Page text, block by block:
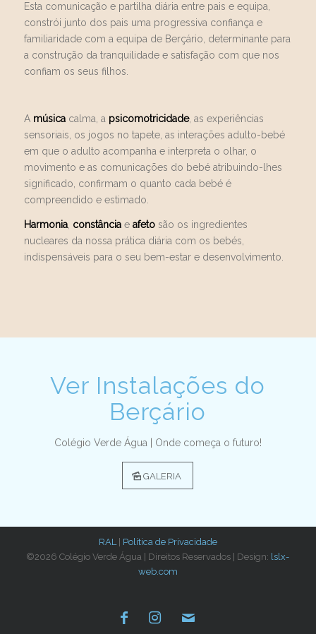
Esta comunicação e partilha diária entre pais e equipa,
constrói junto dos pais uma progressiva confiança e
familiaridade com a equipa de Berçário, determinante para
a construção da tranquilidade e satisfação com que nos
confiam os seus filhos.
A músicacalma, a psicomotricidade, as experiências
sensoriais, os jogos no tapete, as interações adulto-bebé
em que o adulto acompanha e interpreta o olhar, o
movimento e as comunicações do bebé atribuindo-lhes
significado, confirmam o quanto cada bebé é
compreendido e estimado.
Harmonia, constânciae afetosão os ingredientes
nucleares da nossa prática diária com os bebés,
indispensáveis para o seu bem-estar e desenvolvimento.
Ver Instalações do
Berçário
Colégio Verde Água | Onde começa o futuro!
GALERIA
RAL
Política de Privacidade
©2026 Colégio Verde Água | Direitos Reservados | Design: lslx-
web.com